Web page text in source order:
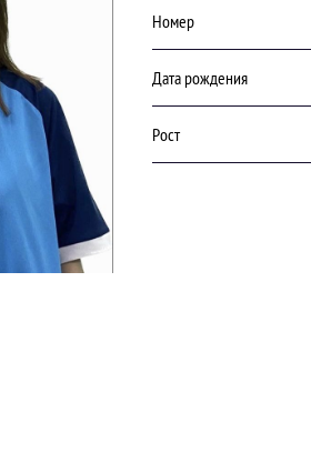
Номер
Дата рождения
Рост